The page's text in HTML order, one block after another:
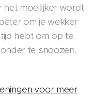
moeilijker wordt
om je wekker
hebt om op te
te snoozen.
voor meer